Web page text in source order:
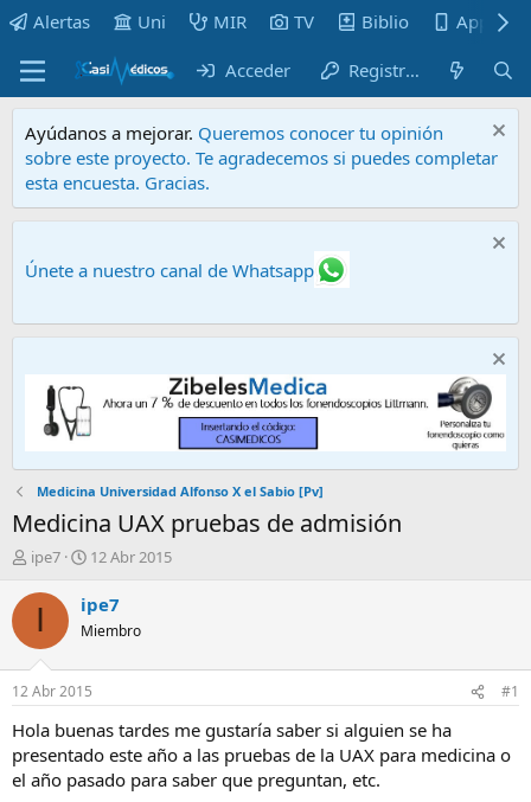
Alertas Uni MIR TV Biblio Apps
Acceder Registrarse
Ayúdanos a mejorar. Queremos conocer tu opinión
sobre este proyecto. Te agradecemos si puedes completar
esta encuesta. Gracias.
Únete a nuestro canal de Whatsapp
Medicina Universidad Alfonso X el Sabio [Pv]
Medicina UAX pruebas de admisión
A
t
ipe7
F
c
h
a
e
i
n
i
c
i
12 Abr 2015
I ipe7
Miembro
12 Abr 2015 #1
Hola buenas tardes me gustaría saber si alguien se ha
presentado este año a las pruebas de la UAX para medicina o
el año pasado para saber que preguntan, etc.